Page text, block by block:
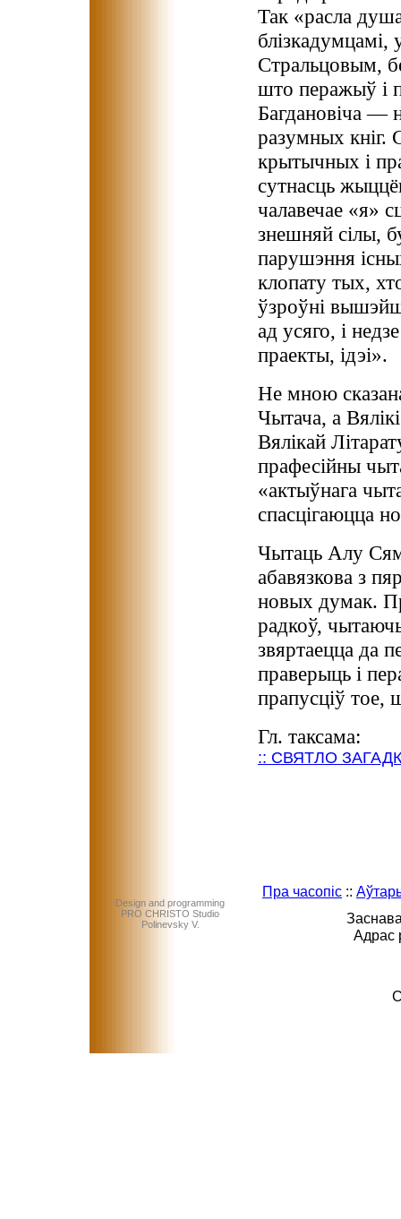
Так «расла
блізкадумцамі,
Стральцовым,
што перажыў і
Багдановіча —
разумных кніг.
крытычных і
сутнасць
чалавечае «я»
знешняй сілы,
парушэння
клопату тых,
ўзроўні
ад усяго, і
праекты, ідэі».
Не мною
Чытача, а
Вялікай
прафесійны
«актыўнага
спасцігаюцца
Чытаць Алу
абавязкова з
новых думак.
радкоў,
звяртаецца да
праверыць і
прапусціў тое,
Гл. таксама:
:: СВЯТЛО
Design and programming
PRO CHRISTO Studio
Polinevsky V.
Пра часопіс ::
Адрас